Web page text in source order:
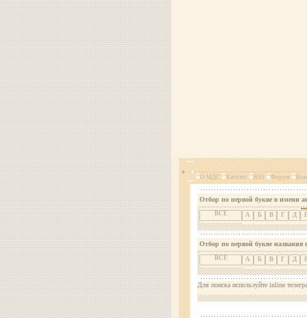
О МДС Каталог RSS Форум
Отбор по первой букве в имени
ВСЕ А Б В Г Д
Отбор по первой букве названия
ВСЕ А Б В Г Д
Для поиска используйте inline